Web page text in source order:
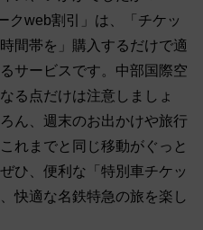
クweb割引」は、「チケッ
間帯を」購入するだけで適
サービスです。中部国際空
る点だけは注意しましょ
ん、週末のお出かけや旅行
れまでと同じ移動がぐっと
ひ、便利な「特別車チケッ
快適な名鉄特急の旅を楽し